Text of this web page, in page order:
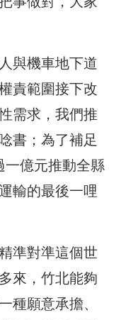
與機車地下道
責範圍接下改
需求，我們推
書；為了補足
一億元推動全縣
輸的最後一哩
準對準這個世
來，竹北能夠
種願意承擔、